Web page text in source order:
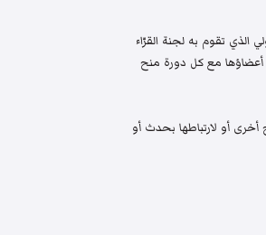
الأولي الذي تقوم به لجنة القرّاء
أعضاؤها مع كل دورة منح
أخرى أو لارتباطها بحدث أو